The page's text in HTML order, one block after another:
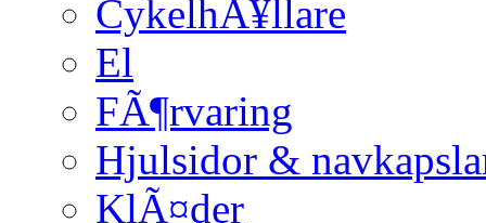
CykelhÃ¥llare
El
FÃ¶rvaring
Hjulsidor &
KlÃ¤der